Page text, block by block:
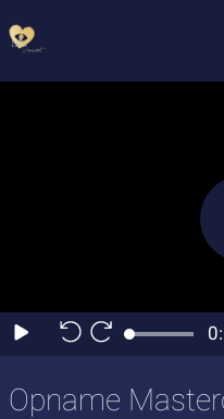
Opname